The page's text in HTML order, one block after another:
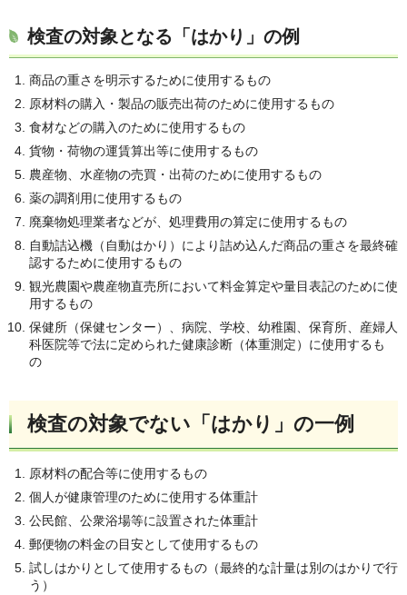
検査の対象となる「はかり」の例
商品の重さを明示するために使用するもの
原材料の購入・製品の販売出荷のために使用するもの
食材などの購入のために使用するもの
貨物・荷物の運賃算出等に使用するもの
農産物、水産物の売買・出荷のために使用するもの
薬の調剤用に使用するもの
廃棄物処理業者などが、処理費用の算定に使用するもの
自動詰込機（自動はかり）により詰め込んだ商品の重さを最終確
認するために使用するもの
観光農園や農産物直売所において料金算定や量目表記のために使
用するもの
保健所（保健センター）、病院、学校、幼稚園、保育所、産婦人
科医院等で法に定められた健康診断（体重測定）に使用するも
の
検査の対象でない「はかり」の一例
原材料の配合等に使用するもの
個人が健康管理のために使用する体重計
公民館、公衆浴場等に設置された体重計
郵便物の料金の目安として使用するもの
試しはかりとして使用するもの（最終的な計量は別のはかりで行
う）